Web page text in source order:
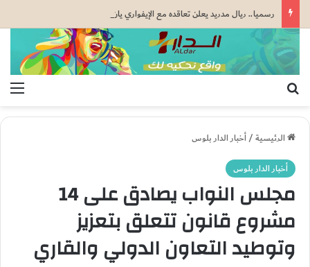
الرئيسية/أخبار الدار بلوس
أخبار الدار بلوس
مجلس النواب يصادق على 14
مشروع قانون تتعلق بتعزيز
وتوطيد التعاون الدولي والقاري